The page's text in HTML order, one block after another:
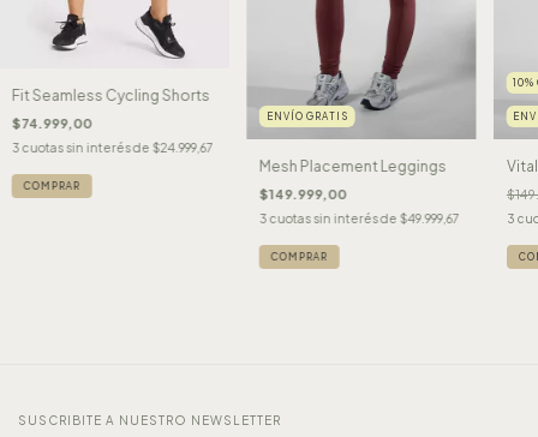
Fit Seamless Cycling Shorts
$74.999,00
3 cuotas sin interés de $24.999,67
COMPRAR
ENVÍO GRATIS
Mesh Placement Leggings
$149.999,00
3 cuotas sin interés de $49.999,67
COMPRAR
10%
3
SUSCRIBITE A NUESTRO NEWSLETTER